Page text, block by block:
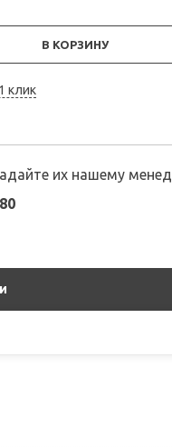
В КОРЗИНУ
клик
их нашему